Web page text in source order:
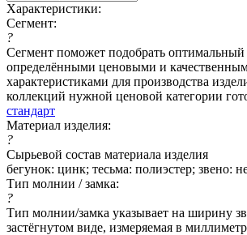
Характеристики:
Сегмент:
?
Сегмент поможет подобрать оптимальный
определёнными ценовыми и
характеристиками для производства
коллекций нужной ценовой категории
стандарт
Материал изделия:
?
Сырьевой состав материала изделия
бегунок: цинк; тесьма: полиэстер; звено:
Тип молнии / замка:
?
Тип молнии/замка указывает на ширину
застёгнутом виде, измеряемая в